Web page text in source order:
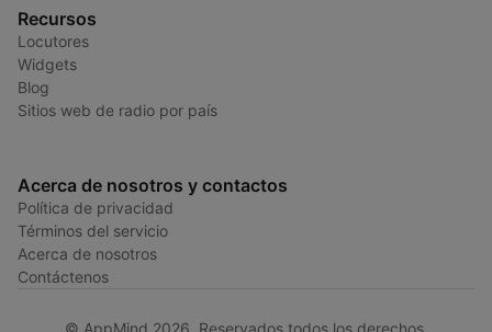
Recursos
Locutores
Widgets
Blog
Sitios web de radio por país
Acerca de nosotros y contactos
Política de privacidad
Términos del servicio
Acerca de nosotros
Contáctenos
© AppMind 2026. Reservados todos los derechos.